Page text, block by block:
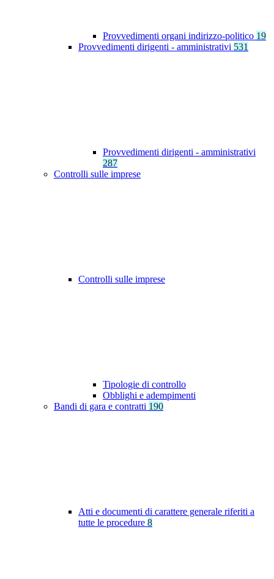
Provvedimenti organi indirizzo-politico 19
Provvedimenti dirigenti - amministrativi 531
Provvedimenti dirigenti - amministrativi
287
Controlli sulle imprese
Controlli sulle imprese
Tipologie di controllo
Obblighi e adempimenti
Bandi di gara e contratti 190
Atti e documenti di carattere generale riferiti a
tutte le procedure 8